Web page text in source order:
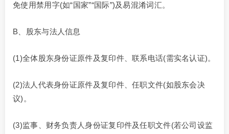
免使用禁用字(如“国家”“国际”)及易混淆词汇。
B、股东与法人信息
(1)全体股东身份证原件及复印件、联系电话(需实名认证)。
(2)法人代表身份证原件及复印件、任职文件(如股东会决
议)。
(3)监事、财务负责人身份证复印件及任职文件(若公司设监